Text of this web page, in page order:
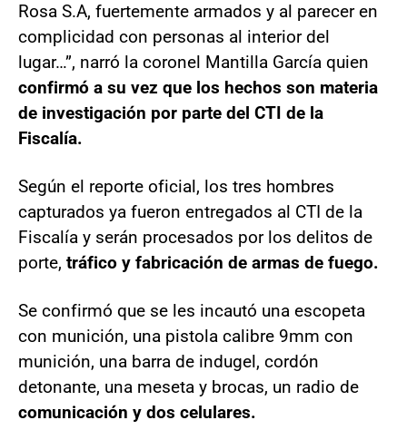
Rosa S.A, fuertemente armados y al parecer en
complicidad con personas al interior del
lugar…”, narró la coronel Mantilla García quien
confirmó a su vez que los hechos son materia
de investigación por parte del CTI de la
Fiscalía.
Según el reporte oficial, los tres hombres
capturados ya fueron entregados al CTI de la
Fiscalía y serán procesados por los delitos de
porte, tráfico y fabricación de armas de fuego.
Se confirmó que se les incautó una escopeta
con munición, una pistola calibre 9mm con
munición, una barra de indugel, cordón
detonante, una meseta y brocas, un radio de
comunicación y dos celulares.